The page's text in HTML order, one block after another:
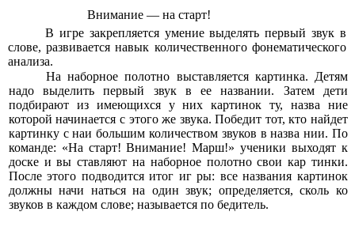
Внимание — на старт!
В игре закрепляется умение выделять первый звук в
слове, развивается навык количественного фонематического
анализа.
На наборное полотно выставляется картинка. Детям
надо выделить первый звук в ее названии. Затем дети
подбирают из имеющихся у них картинок ту, назва ние
которой начинается с этого же звука. Победит тот, кто найдет
картинку с наи большим количеством звуков в назва нии. По
команде: «На старт! Внимание! Марш!» ученики выходят к
доске и вы ставляют на наборное полотно свои кар тинки.
После этого подводится итог иг ры: все названия картинок
должны начи наться на один звук; определяется, сколь ко
звуков в каждом слове; называется по бедитель.